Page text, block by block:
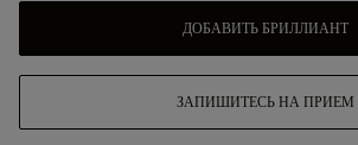
ДОБАВИТЬ БРИЛЛИАНТ
ЗАПИШИТЕСЬ НА ПРИЕМ